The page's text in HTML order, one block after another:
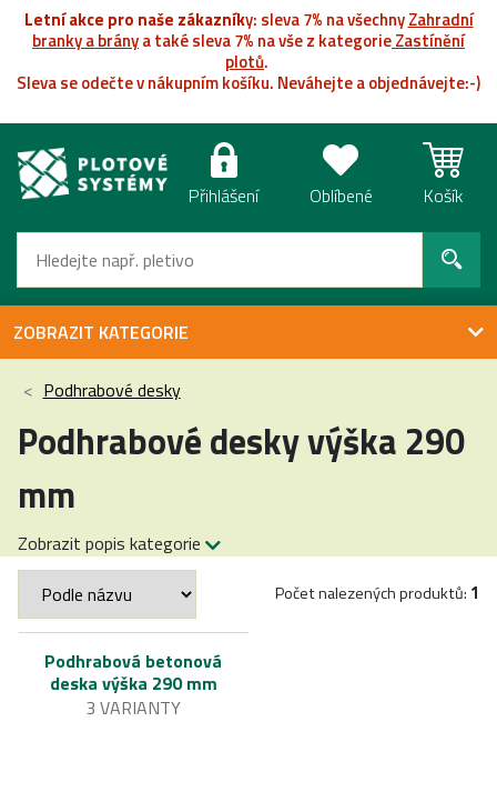
Letní akce pro naše zákazníky: sleva 7% na všechnyZahradní
branky a bránya také sleva 7% na vše z kategorieZastínění
plotů.
Sleva se odečte v nákupním košíku. Neváhejte a objednávejte:-)
Přihlášení Oblíbené Košík
ZOBRAZIT KATEGORIE
Podhrabové desky
Podhrabové desky výška 290
mm
Zobrazit popis kategorie
Počet nalezených produktů: 1
Podhrabová betonová
deska výška 290 mm
3 VARIANTY